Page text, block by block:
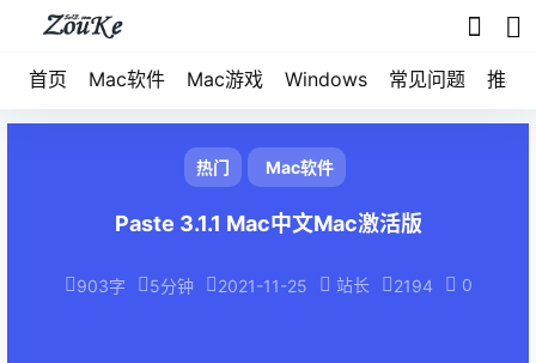
首页 Mac软件 Mac游戏 Windows 常见问题 推荐
热门 Mac软件
Paste 3.1.1 Mac中文Mac激活版
903字 5分钟 2021-11-25 站长 2194 0